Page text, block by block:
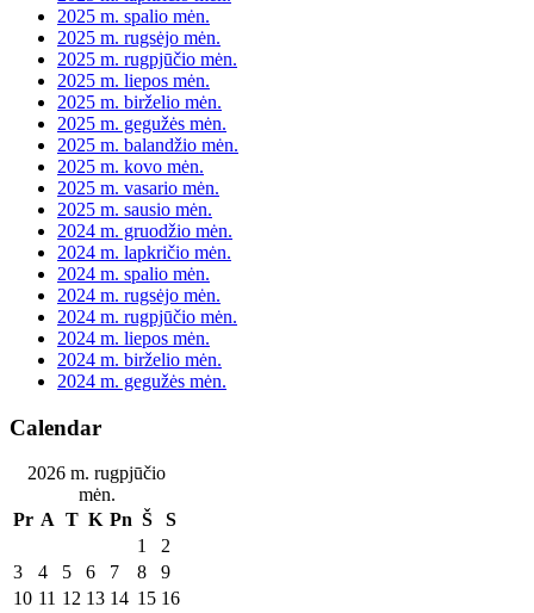
2025 m. spalio mėn.
2025 m. rugsėjo mėn.
2025 m. rugpjūčio mėn.
2025 m. liepos mėn.
2025 m. birželio mėn.
2025 m. gegužės mėn.
2025 m. balandžio mėn.
2025 m. kovo mėn.
2025 m. vasario mėn.
2025 m. sausio mėn.
2024 m. gruodžio mėn.
2024 m. lapkričio mėn.
2024 m. spalio mėn.
2024 m. rugsėjo mėn.
2024 m. rugpjūčio mėn.
2024 m. liepos mėn.
2024 m. birželio mėn.
2024 m. gegužės mėn.
Calendar
2026 m. rugpjūčio
mėn.
Pr A T K Pn Š
S
1
2
3
4 5 6 7 8
9
10 11 12 13 14 15 16